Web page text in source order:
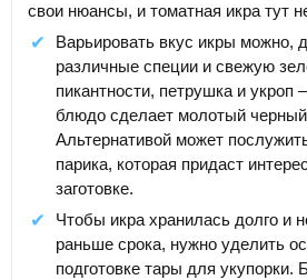
свои нюансы, и томатная икра тут
Варьировать вкус икры можно,
различные специи и свежую
пикантности, петрушка и
блюдо сделает молотый
Альтернативой может
парика, которая придаст
заготовке.
Чтобы икра хранилась долго и
раньше срока, нужно уделить
подготовке тары для укупорки.